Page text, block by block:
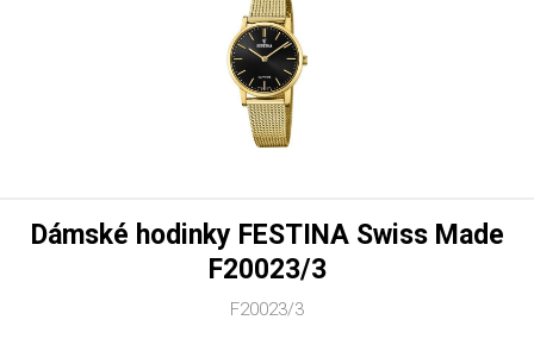
F20023/3
Dámské hodinky FESTINA Swiss Made
F20023/3